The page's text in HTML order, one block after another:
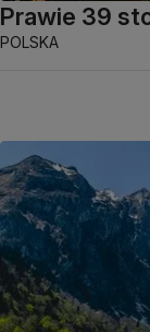
Prawie 39
POLSKA